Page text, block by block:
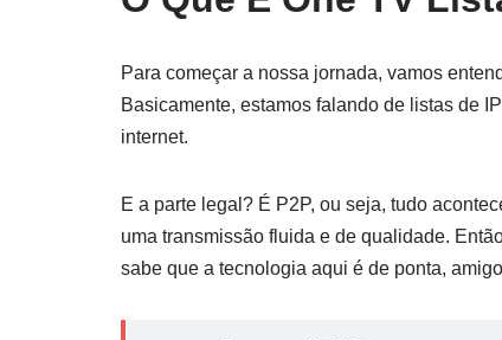
Para começar a nossa jornada, vamos
Basicamente, estamos falando de listas de
internet.
E a parte legal? É P2P, ou seja, tudo
uma transmissão fluida e de qualidade.
sabe que a tecnologia aqui é de ponta,